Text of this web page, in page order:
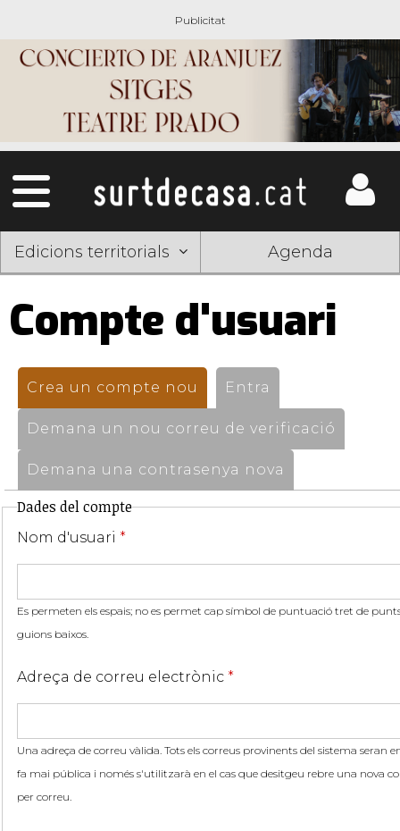
Edicions territorials Agenda
Compte d'usuari
Pestanyes
primàries
Crea un compte nou (pestanya activa)
Entra
Demana un nou correu de verificació
Demana una contrasenya nova
Dades del compte
Nom d'usuari *
Es permeten els espais; no es permet cap símbol de puntuació tret de
guions baixos.
Adreça de correu electrònic *
Una adreça de correu vàlida. Tots els correus provinents del sistema seran
fa mai pública i només s'utilitzarà en el cas que desitgeu rebre una nova
per correu.